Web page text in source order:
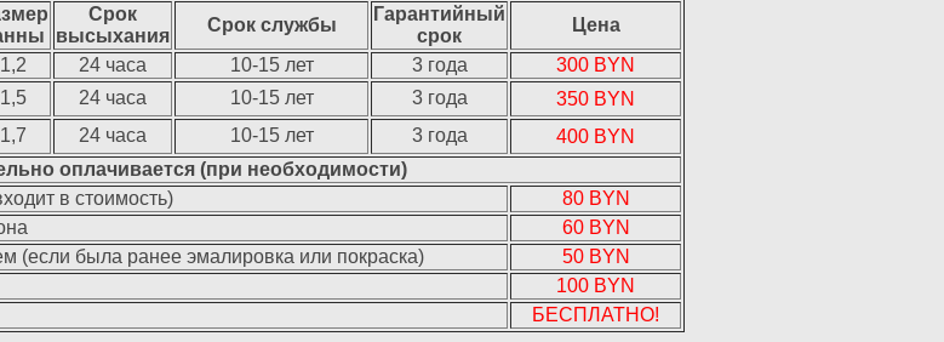
Срок
высыхания
Срок службы
Гарантийный
срок
Цена
1,2 24 часа 10-15 лет 3 года
300 BYN
1,5 24 часа 10-15 лет 3 года
350 BYN
1,7 24 часа 10-15 лет 3 года
400 BYN
оплачивается (при необходимости)
в стоимость)
80 BYN
60 BYN
(если была ранее эмалировка или покраска)
50 BYN
100 BYN
БЕСПЛАТНО!